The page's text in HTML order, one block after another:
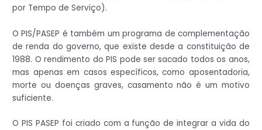
por Tempo de Serviço).
O PIS/PASEP é também um programa de complementação
de renda do governo, que existe desde a constituição de
1988. O rendimento do PIS pode ser sacado todos os anos,
mas apenas em casos específicos, como aposentadoria,
morte ou doenças graves, casamento não é um motivo
suficiente.
O PIS PASEP foi criado com a função de integrar a vida do